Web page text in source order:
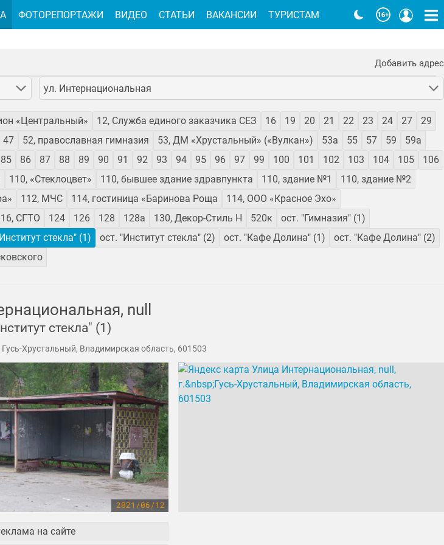
Добавить адрес
ул. Интернациональная
«Центральный» 12, Служба единого заказчика СЕЗ 16 19 20 21 22 23 24 27
29
47 52, православная гимназия 53, ДМ «Хрустальный» («Вулкан») 53а 55 57 59
59а
85 86 87 88 89 90 91 92 93 94 95 96 97 99 100 101 102 103 104 105
106
110, «Стеклоцвет» 110, бывшее здание здравпункта 110, здание №1
110, здание №2
112, МЧС 114, гостиница «Баринова Роща
114, ООО «Красное Эхо»
СГТО 124 126 128 128а 130, Декор-Стиль Н 520к
ост. "Гимназия" (1)
стекла" (1) ост. "Институт стекла" (2) ост. "Кафе Долина" (1)
ост. "Кафе Долина" (2)
null
стекла" (1)
Хрустальный, Владимирская область, 601503
2021/06/12
на сайте
ФОТОРЕПОРТАЖИ ВИДЕО СТАТЬИ ВАКАНСИИ ТУРИСТАМ